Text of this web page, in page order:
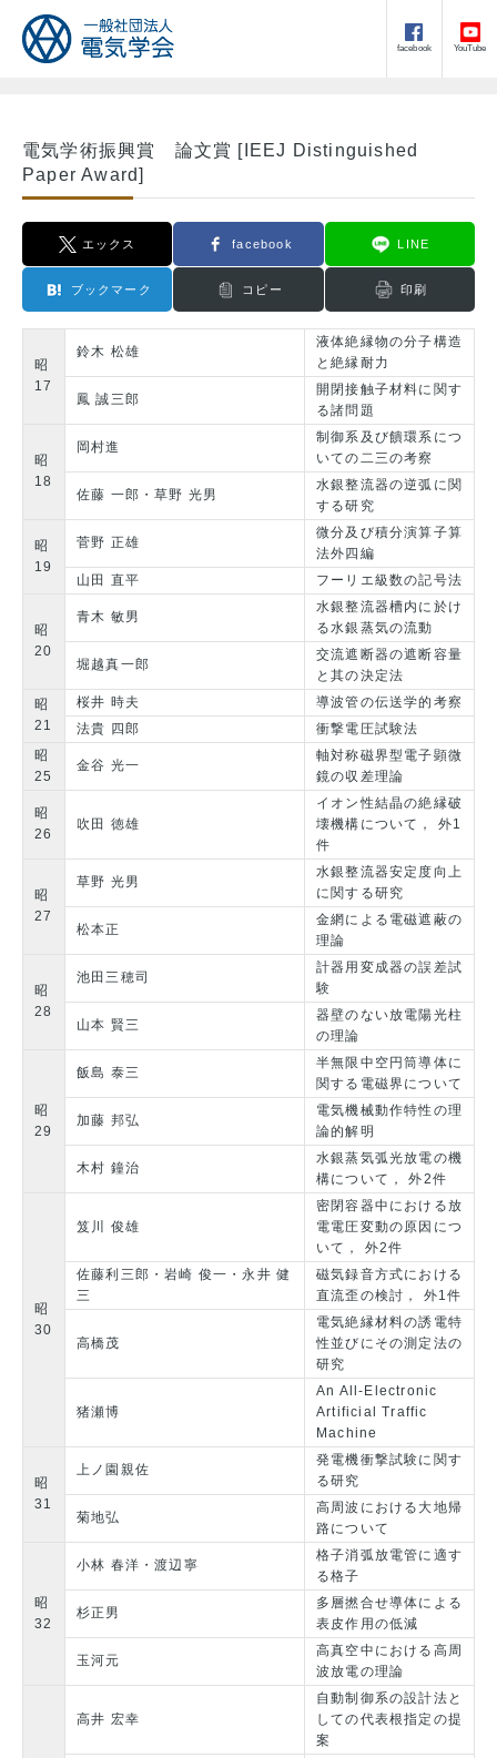
facebook YouTube
電気学術振興賞 論文賞 [IEEJ Distinguished
Paper Award]
エックス facebook LINE
ブックマーク コピー 印刷
昭
17
鈴木 松雄
液体絶縁物の分子構造
と絶縁耐力
鳳 誠三郎
開閉接触子材料に関す
る諸問題
昭
18
岡村進
制御系及び饋環系につ
いての二三の考察
佐藤 一郎・草野 光男
水銀整流器の逆弧に関
する研究
昭
19
菅野 正雄
微分及び積分演算子算
法外四編
山田 直平
フーリエ級数の記号法
昭
20
青木 敏男
水銀整流器槽内に於け
る水銀蒸気の流動
堀越真一郎
交流遮断器の遮断容量
と其の決定法
昭
21
桜井 時夫
導波管の伝送学的考察
法貴 四郎
衝撃電圧試験法
昭
25
金谷 光一
軸対称磁界型電子顕微
鏡の収差理論
昭
26
吹田 徳雄
イオン性結晶の絶縁破
壊機構について， 外1
件
昭
27
草野 光男
水銀整流器安定度向上
に関する研究
松本正
金網による電磁遮蔽の
理論
昭
28
池田三穂司
計器用変成器の誤差試
験
山本 賢三
器壁のない放電陽光柱
の理論
昭
29
飯島 泰三
半無限中空円筒導体に
関する電磁界について
加藤 邦弘
電気機械動作特性の理
論的解明
木村 鐘治
水銀蒸気弧光放電の機
構について， 外2件
昭
30
笈川 俊雄
密閉容器中における放
電電圧変動の原因につ
いて， 外2件
佐藤利三郎・岩崎 俊一・永井 健
三
磁気録音方式における
直流歪の検討， 外1件
高橋茂
電気絶縁材料の誘電特
性並びにその測定法の
研究
猪瀬博
An All-Electronic
Artificial Traffic
Machine
昭
31
上ノ園親佐
発電機衝撃試験に関す
る研究
菊地弘
高周波における大地帰
路について
昭
32
小林 春洋・渡辺寧
格子消弧放電管に適す
る格子
杉正男
多層撚合せ導体による
表皮作用の低減
玉河元
高真空中における高周
波放電の理論
高井 宏幸
自動制御系の設計法と
しての代表根指定の提
案